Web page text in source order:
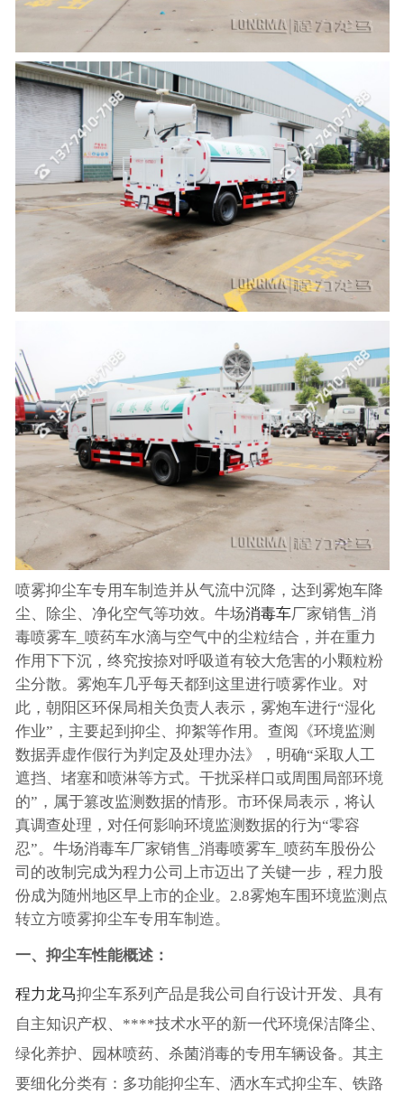
喷雾抑尘车专用车制造并从气流中沉降，达到雾炮车降
尘、除尘、净化空气等功效。牛场消毒车厂家销售_消
毒喷雾车_喷药车水滴与空气中的尘粒结合，并在重力
作用下下沉，终究按捺对呼吸道有较大危害的小颗粒粉
尘分散。雾炮车几乎每天都到这里进行喷雾作业。对
此，朝阳区环保局相关负责人表示，雾炮车进行“湿化
作业”，主要起到抑尘、抑絮等作用。查阅《环境监测
数据弄虚作假行为判定及处理办法》，明确“采取人工
遮挡、堵塞和喷淋等方式。干扰采样口或周围局部环境
的”，属于篡改监测数据的情形。市环保局表示，将认
真调查处理，对任何影响环境监测数据的行为“零容
忍”。牛场消毒车厂家销售_消毒喷雾车_喷药车股份公
司的改制完成为程力公司上市迈出了关键一步，程力股
份成为随州地区早上市的企业。2.8雾炮车围环境监测点
转立方喷雾抑尘车专用车制造。
一、抑尘车性能概述：
程力龙马抑尘车系列产品是我公司自行设计开发、具有
自主知识产权、****技术水平的新一代环境保洁降尘、
绿化养护、园林喷药、杀菌消毒的专用车辆设备。其主
要细化分类有：多功能抑尘车、洒水车式抑尘车、铁路